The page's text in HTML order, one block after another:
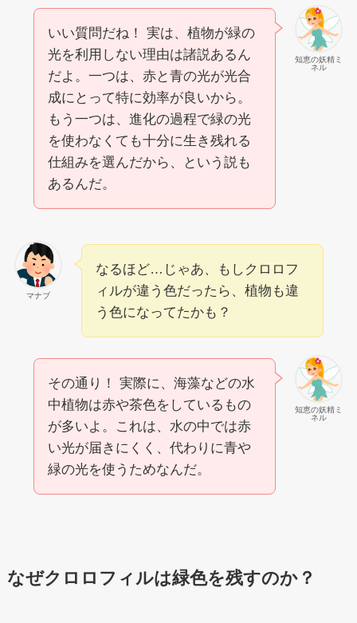
知恵の妖精ミ
ネル
いい質問だね！ 実は、植物が緑の
光を利用しない理由は諸説あるん
だよ。一つは、赤と青の光が光合
成にとって特に効率が良いから。
もう一つは、進化の過程で緑の光
を使わなくても十分に生き残れる
仕組みを選んだから、という説も
あるんだ。
マナブ
なるほど…じゃあ、もしクロロフ
ィルが違う色だったら、植物も違
う色になってたかも？
知恵の妖精ミ
ネル
その通り！ 実際に、海藻などの水
中植物は赤や茶色をしているもの
が多いよ。これは、水の中では赤
い光が届きにくく、代わりに青や
緑の光を使うためなんだ。
なぜクロロフィルは緑色を残すのか？